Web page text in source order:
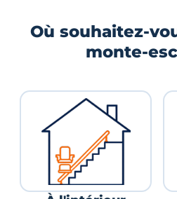
Où souhaitez-
monte-